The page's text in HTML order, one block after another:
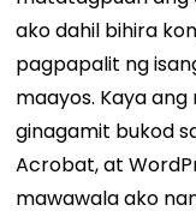
ako dahil bihira
pagpapalit ng
maayos. Kaya
ginagamit bukod
Acrobat, at
mawawala ako